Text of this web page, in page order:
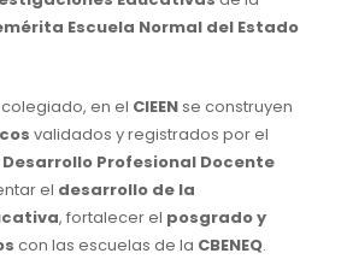
Escuela Normal del Estado
en el CIEENse construyen
validados y registrados por el
Profesional Docente
el desarrollo de la
, fortalecer el posgrado y
con las escuelas de la CBENEQ.